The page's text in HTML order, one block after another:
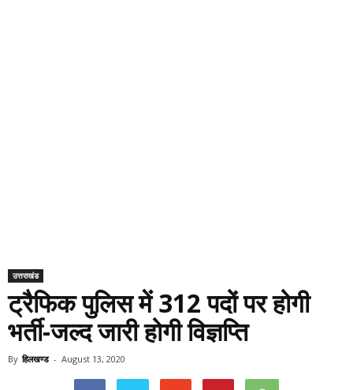
उत्तराखंड
ट्रैफिक पुलिस में 312 पदों पर होगी
भर्ती-जल्द जारी होगी विज्ञप्ति
By हिलखण्ड - August 13, 2020